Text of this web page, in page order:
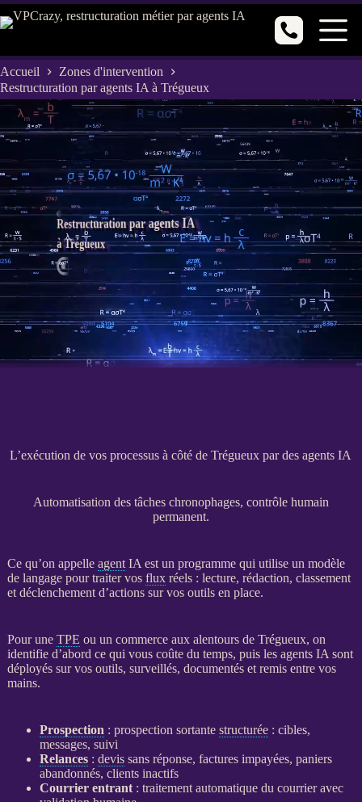
Passer
au
Accueil
Zones d'intervention
Restructuration par agents IA à Trégueux
Restructuration par agents IA
à Trégueux
L’exécution de vos processus à côté de Trégueux par des agents IA
Automatisation des tâches chronophages, contrôle humain
permanent.
Ce qu’on appelle agent IA est un programme qui utilise un modèle
de langage pour traiter vos fluxréels : lecture, rédaction, classement
et déclenchement d’actions sur vos outils en place.
Pour une TPE ou un commerce aux alentours de Trégueux, on
identifie d’abord ce qui vous coûte du temps, puis les agents IA sont
déployés sur vos outils, surveillés, documentés et remis entre vos
mains.
Prospection : prospection sortante structurée: cibles,
messages, suivi
Relances: devissans réponse, factures impayées, paniers
abandonnés, clients inactifs
Courrier entrant: traitement automatique du courrier avec